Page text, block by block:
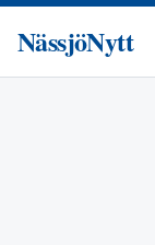
NässjöNytt